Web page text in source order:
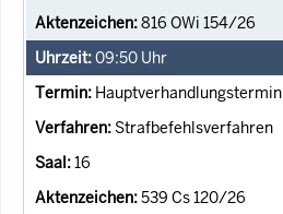
816 OWi 154/26
09:50 Uhr
Hauptverhandlungstermin
Strafbefehlsverfahren
16
539 Cs 120/26